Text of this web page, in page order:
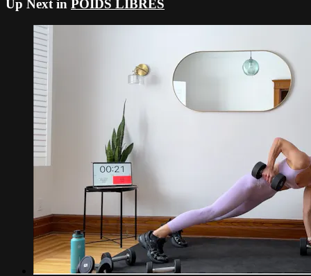
Up Next in POIDS LIBRES